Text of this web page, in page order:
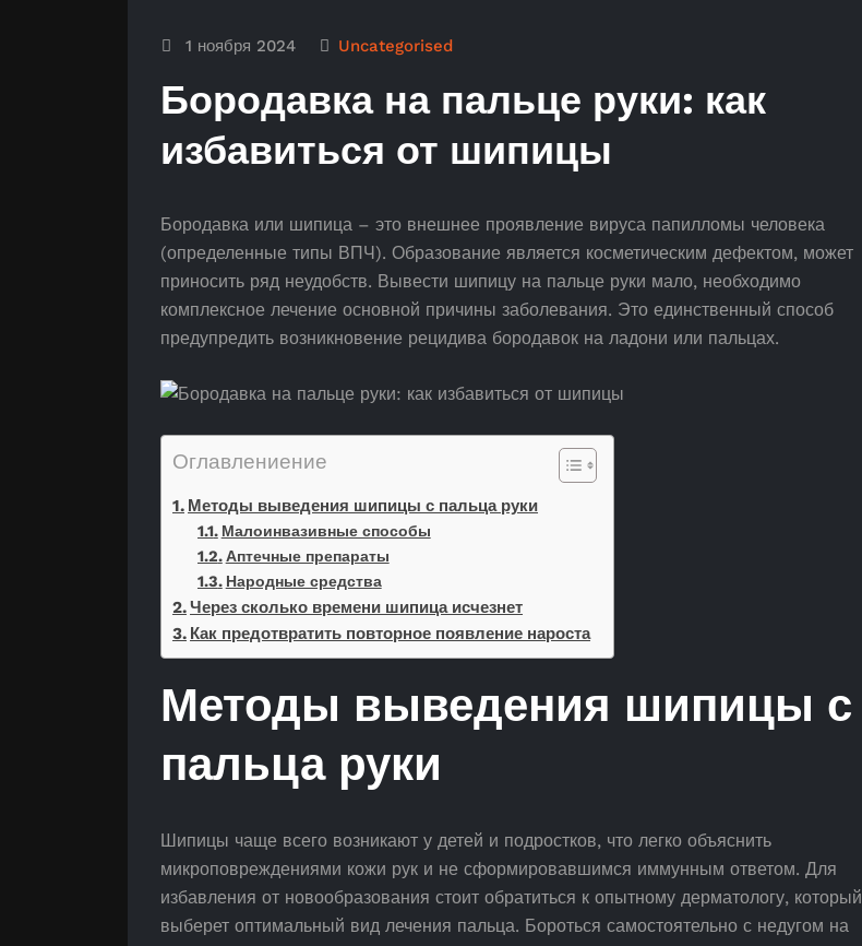
1 ноября 2024 Uncategorised
Бородавка на пальце руки: как
избавиться от шипицы
Бородавка или шипица – это внешнее проявление вируса папилломы человека
(определенные типы ВПЧ). Образование является косметическим дефектом, может
приносить ряд неудобств. Вывести шипицу на пальце руки мало, необходимо
комплексное лечение основной причины заболевания. Это единственный способ
предупредить возникновение рецидива бородавок на ладони или пальцах.
Оглавлениение
Методы выведения шипицы с пальца руки
Малоинвазивные способы
Аптечные препараты
Народные средства
Через сколько времени шипица исчезнет
Как предотвратить повторное появление нароста
Методы выведения шипицы с
пальца руки
Шипицы чаще всего возникают у детей и подростков, что легко объяснить
микроповреждениями кожи рук и не сформировавшимся иммунным ответом. Для
избавления от новообразования стоит обратиться к опытному дерматологу, который
выберет оптимальный вид лечения пальца. Бороться самостоятельно с недугом на